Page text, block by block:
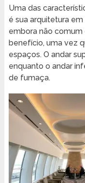
Uma das
é sua arquitetura em
embora não comum
benefício, uma vez
espaços. O andar
enquanto o andar
de fumaça.